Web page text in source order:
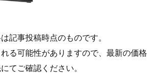
記事投稿時点のものです。
る可能性がありますので、最新の価格
てご確認ください。